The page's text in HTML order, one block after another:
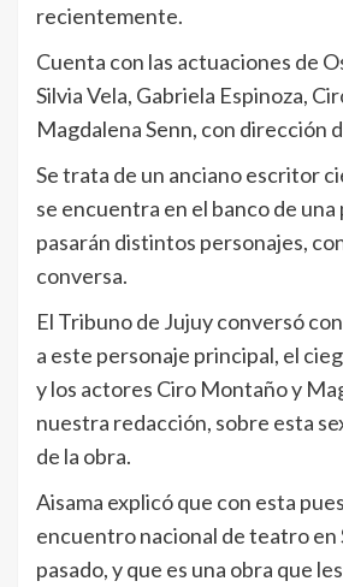
recientemente.
Cuenta con las actuaciones de
Silvia Vela, Gabriela Espinoza,
Magdalena Senn, con dirección
Se trata de un anciano escritor
se encuentra en el banco de una
pasarán distintos personajes,
conversa.
El Tribuno de Jujuy conversó
a este personaje principal, el
y los actores Ciro Montaño y
nuestra redacción, sobre esta
de la obra.
Aisama explicó que con esta
encuentro nacional de teatro en
pasado, y que es una obra que